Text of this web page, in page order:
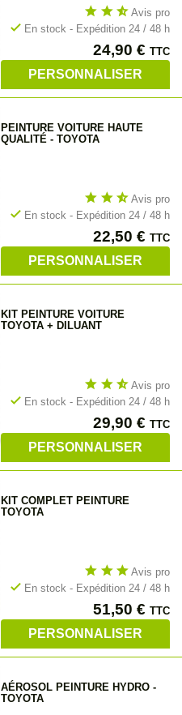
star star star_half Avis pro
check En stock - Expédition 24 / 48 h
Prix
24,90 € TTC
PERSONNALISER
PEINTURE VOITURE HAUTE
QUALITÉ - TOYOTA
star star star_half Avis pro
check En stock - Expédition 24 / 48 h
Prix
22,50 € TTC
PERSONNALISER
KIT PEINTURE VOITURE
TOYOTA + DILUANT
star star star_half Avis pro
check En stock - Expédition 24 / 48 h
Prix
29,90 € TTC
PERSONNALISER
KIT COMPLET PEINTURE
TOYOTA
star star star Avis pro
check En stock - Expédition 24 / 48 h
Prix
51,50 € TTC
PERSONNALISER
AÉROSOL PEINTURE HYDRO -
TOYOTA